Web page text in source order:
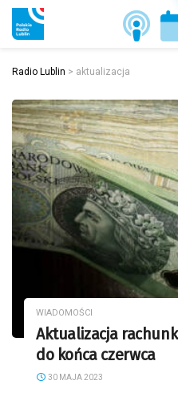
Radio Lublin > aktualizacja
WIADOMOŚCI
Aktualizacja
do końca czerwca
30 MAJA 2023